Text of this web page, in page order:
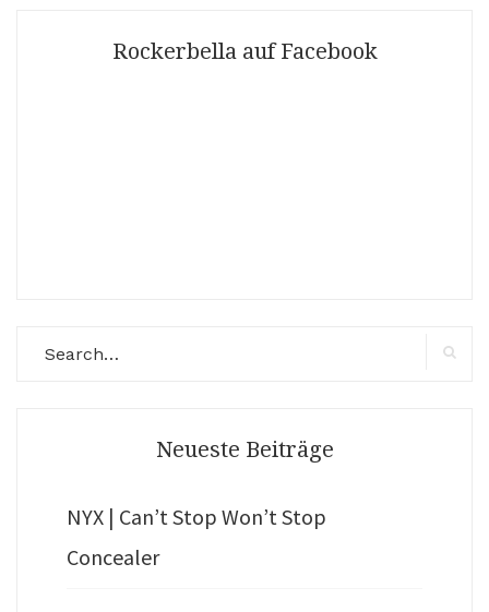
Rockerbella auf Facebook
Neueste Beiträge
NYX | Can’t Stop Won’t Stop
Concealer